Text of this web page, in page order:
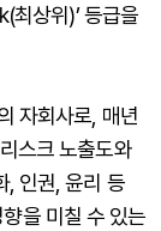
최상위)’ 등급을
자회사로, 매년
스크 노출도와
, 인권, 윤리 등
을 미칠 수 있는